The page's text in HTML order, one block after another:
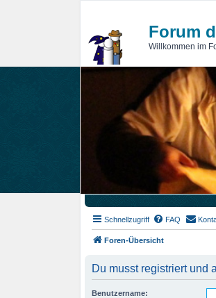
Forum
Willkommen im
Schnellzugriff FAQ
Foren-Übersicht
Du musst registriert und
Benutzername: